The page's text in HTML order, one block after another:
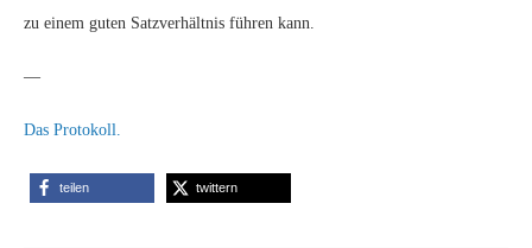
zu einem guten Satzverhältnis führen kann.
—
Das Protokoll.
teilen twittern